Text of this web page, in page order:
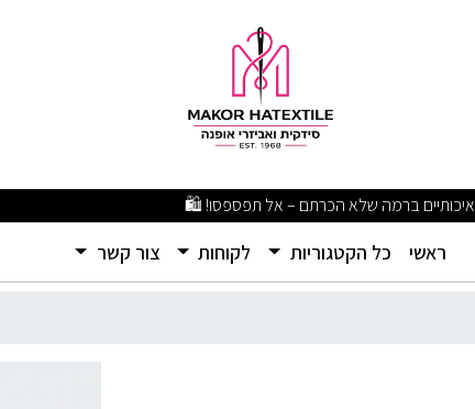
מבצעים מפתיעים ומוצרים איכותיים ברמה שלא הכרתם – אל תפספסו! 🛍️
ראשי
(current) כל הקטגוריות לקוחות צור קשר